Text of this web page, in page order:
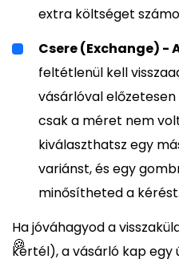
extra költséget
Csere (Exchange) -
feltétlenül kell
vásárlóval
csak a méret nem
kiválaszthatsz egy
variánst, és egy
minősítheted a kérést.
Ha jóváhagyod a
kértél), a vásárló kap egy
🍪